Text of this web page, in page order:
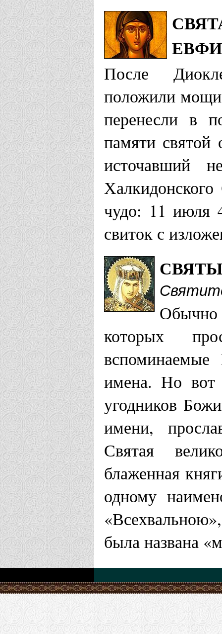
После
положили
перенесли в
памяти святой
источавший
чудо: 11 июля
свиток с
Обычно
которых
имена. Но вот
угодников
имени,
Святая
блаженная
одному
была названа